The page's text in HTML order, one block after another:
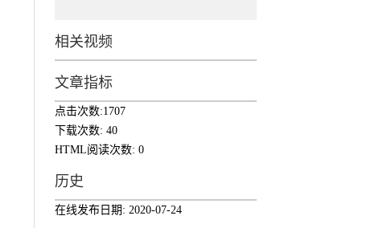
相关视频
文章指标
点击次数:1707
下载次数: 40
HTML阅读次数: 0
历史
在线发布日期: 2020-07-24